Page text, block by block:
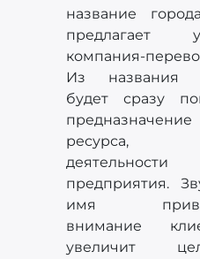
название
предлагает
компания-
Из названия
будет сразу
предназначение
ресурса,
деятельности
предприятия.
имя
внимание
увеличит